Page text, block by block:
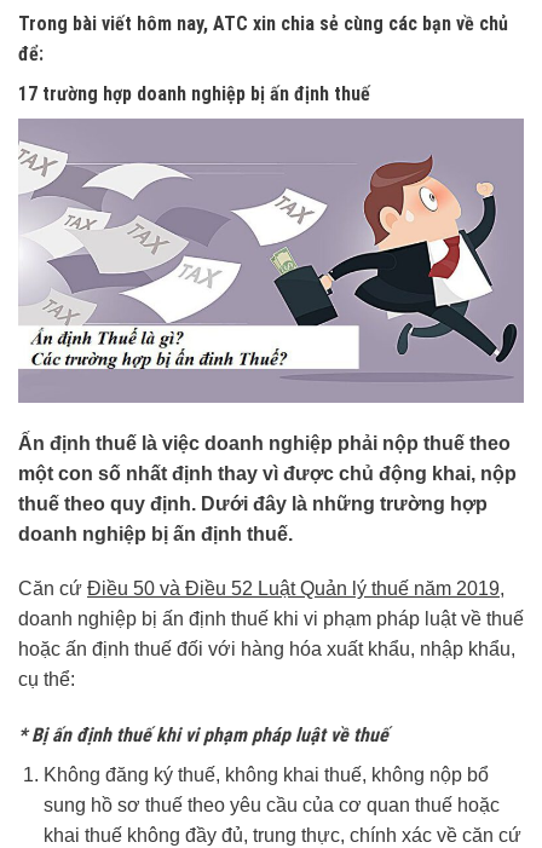
Trong bài viết hôm nay, ATC xin chia sẻ cùng các bạn về chủ
để:
17 trường hợp doanh nghiệp bị ấn định thuế
Ấn định thuế là việc doanh nghiệp phải nộp thuế theo
một con số nhất định thay vì được chủ động khai, nộp
thuế theo quy định. Dưới đây là những trường hợp
doanh nghiệp bị ấn định thuế.
Căn cứ Điều 50 và Điều 52 Luật Quản lý thuế năm 2019,
doanh nghiệp bị ấn định thuế khi vi phạm pháp luật về thuế
hoặc ấn định thuế đối với hàng hóa xuất khẩu, nhập khẩu,
cụ thể:
* Bị ấn định thuế khi vi phạm pháp luật về thuế
Không đăng ký thuế, không khai thuế, không nộp bổ
sung hồ sơ thuế theo yêu cầu của cơ quan thuế hoặc
khai thuế không đầy đủ, trung thực, chính xác về căn cứ